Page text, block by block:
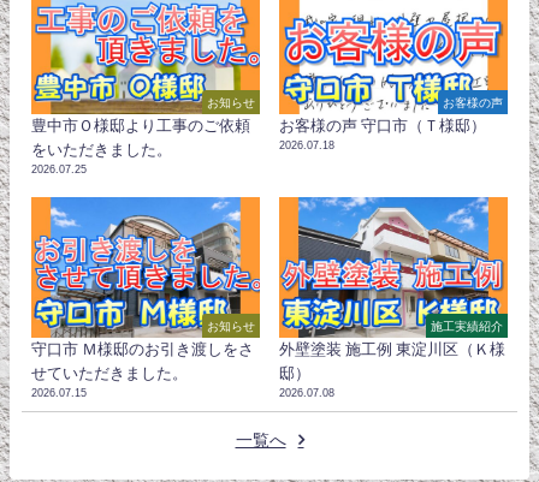
お知らせ
豊中市Ｏ様邸より工事のご依頼
をいただきました。
2026.07.25
お客様の声
お客様の声 守口市（Ｔ様邸）
2026.07.18
お知らせ
守口市 Ｍ様邸のお引き渡しをさ
せていただきました。
2026.07.15
施工実績紹介
外壁塗装 施工例 東淀川区（Ｋ様
邸）
2026.07.08
一覧へ